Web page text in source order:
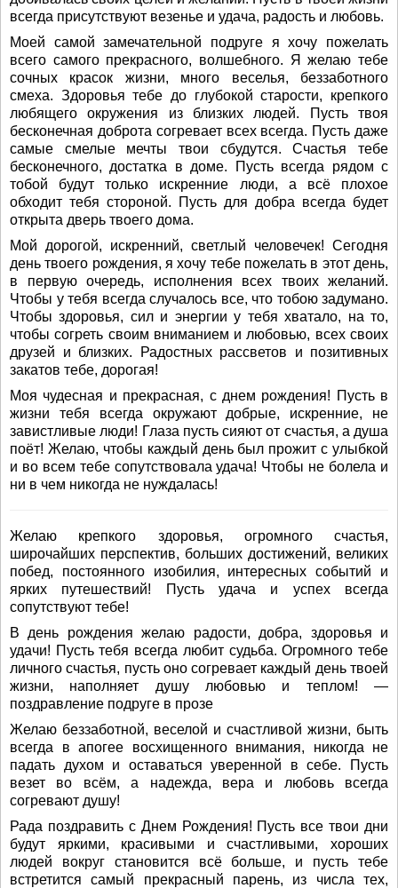
всегда присутствуют везенье и удача, радость и любовь.
Моей самой замечательной подруге я хочу пожелать
всего самого прекрасного, волшебного. Я желаю тебе
сочных красок жизни, много веселья, беззаботного
смеха. Здоровья тебе до глубокой старости, крепкого
любящего окружения из близких людей. Пусть твоя
бесконечная доброта согревает всех всегда. Пусть даже
самые смелые мечты твои сбудутся. Счастья тебе
бесконечного, достатка в доме. Пусть всегда рядом с
тобой будут только искренние люди, а всё плохое
обходит тебя стороной. Пусть для добра всегда будет
открыта дверь твоего дома.
Мой дорогой, искренний, светлый человечек! Сегодня
день твоего рождения, я хочу тебе пожелать в этот день,
в первую очередь, исполнения всех твоих желаний.
Чтобы у тебя всегда случалось все, что тобою задумано.
Чтобы здоровья, сил и энергии у тебя хватало, на то,
чтобы согреть своим вниманием и любовью, всех своих
друзей и близких. Радостных рассветов и позитивных
закатов тебе, дорогая!
Моя чудесная и прекрасная, с днем рождения! Пусть в
жизни тебя всегда окружают добрые, искренние, не
завистливые люди! Глаза пусть сияют от счастья, а душа
поёт! Желаю, чтобы каждый день был прожит с улыбкой
и во всем тебе сопутствовала удача! Чтобы не болела и
ни в чем никогда не нуждалась!
Желаю крепкого здоровья, огромного счастья,
широчайших перспектив, больших достижений, великих
побед, постоянного изобилия, интересных событий и
ярких путешествий! Пусть удача и успех всегда
сопутствуют тебе!
В день рождения желаю радости, добра, здоровья и
удачи! Пусть тебя всегда любит судьба. Огромного тебе
личного счастья, пусть оно согревает каждый день твоей
жизни, наполняет душу любовью и теплом! —
поздравление подруге в прозе
Желаю беззаботной, веселой и счастливой жизни, быть
всегда в апогее восхищенного внимания, никогда не
падать духом и оставаться уверенной в себе. Пусть
везет во всём, а надежда, вера и любовь всегда
согревают душу!
Рада поздравить с Днем Рождения! Пусть все твои дни
будут яркими, красивыми и счастливыми, хороших
людей вокруг становится всё больше, и пусть тебе
встретится самый прекрасный парень, из числа тех,